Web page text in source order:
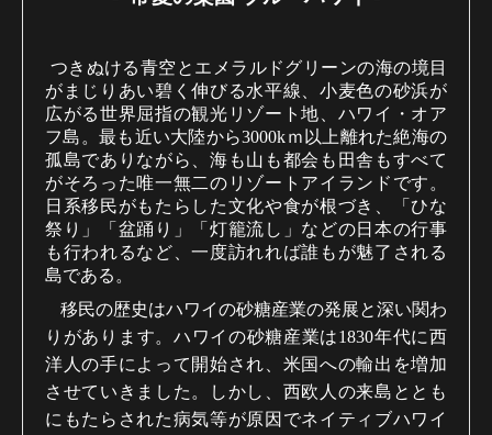
つきぬける青空とエメラルドグリーンの海の境目
がまじりあい碧く伸びる水平線、小麦色の砂浜が
広がる世界屈指の観光リゾート地、ハワイ・オア
フ島。最も近い大陸から3000kｍ以上離れた絶海の
孤島でありながら、海も山も都会も田舎もすべて
がそろった唯一無二のリゾートアイランドです。
日系移民がもたらした文化や食が根づき、「ひな
祭り」「盆踊り」「灯籠流し」などの日本の行事
も行われるなど、一度訪れれば誰もが魅了される
島である。
移民の歴史はハワイの砂糖産業の発展と深い関わ
りがあります。ハワイの砂糖産業は1830年代に西
洋人の手によって開始され、米国への輸出を増加
させていきました。しかし、西欧人の来島ととも
にもたらされた病気等が原因でネイティブハワイ